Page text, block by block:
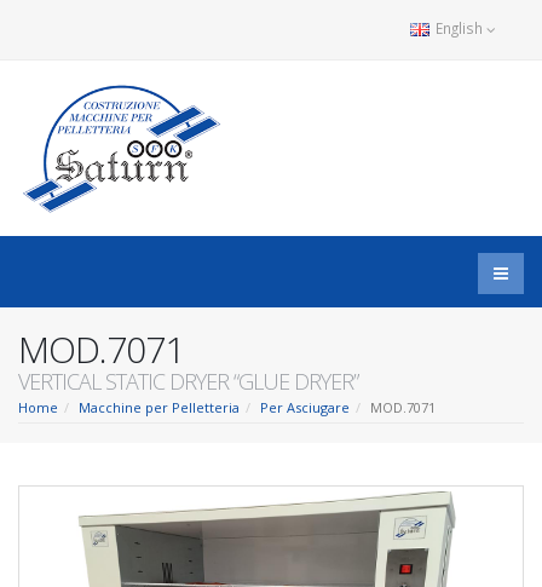
English
MOD.7071
VERTICAL STATIC DRYER “GLUE DRYER”
Home Macchine per Pelletteria Per Asciugare MOD.7071